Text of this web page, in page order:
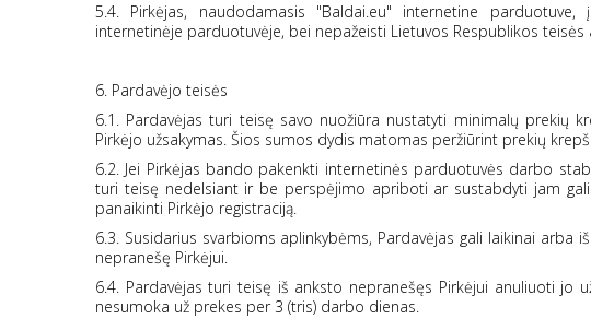
5.4. Pirkėjas, naudodamasis "Baldai.eu" internetine
internetinėje parduotuvėje, bei nepažeisti Lietuvos Respublikos teisės
6. Pardavėjo teisės
6.1. Pardavėjas turi teisę savo nuožiūra nustatyti minimalų prekių
Pirkėjo užsakymas. Šios sumos dydis matomas peržiūrint prekių
6.2. Jei Pirkėjas bando pakenkti internetinės parduotuvės darbo
turi teisę nedelsiant ir be perspėjimo apriboti ar sustabdyti jam
panaikinti Pirkėjo registraciją.
6.3. Susidarius svarbioms aplinkybėms, Pardavėjas gali laikinai
nepranešę Pirkėjui.
6.4. Pardavėjas turi teisę iš anksto nepranešęs Pirkėjui anuliuoti jo
nesumoka už prekes per 3 (tris) darbo dienas.